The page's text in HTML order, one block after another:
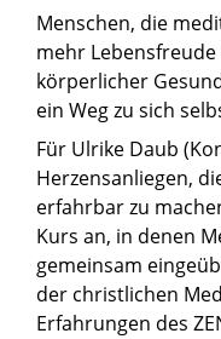
Menschen, die
mehr
körperlicher
ein Weg zu sich
Für Ulrike Daub
Herzensanliegen,
erfahrbar zu
Kurs an, in denen
gemeinsam
der christlichen
Erfahrungen des